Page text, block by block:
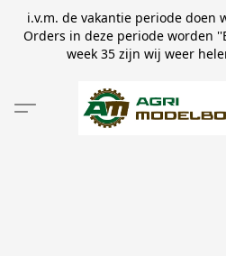
i.v.m. de vakantie periode doen
Orders in deze periode worden
week 35 zijn wij weer